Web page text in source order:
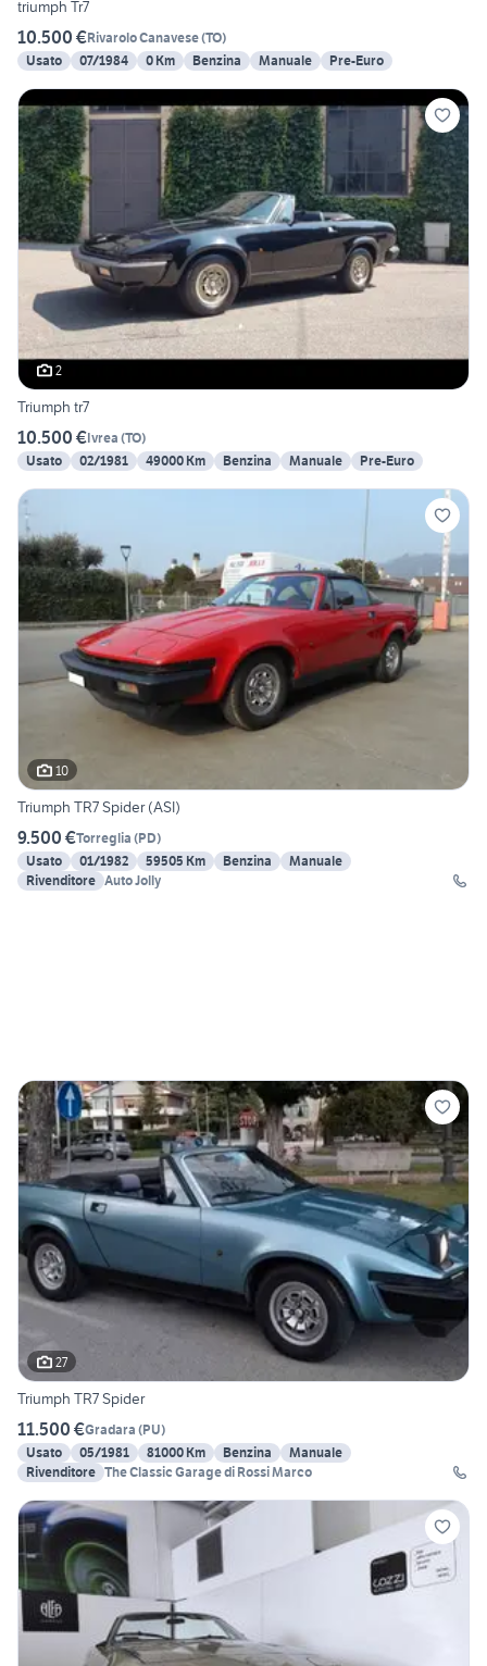
triumph Tr7
10.500 €Rivarolo Canavese(TO)
Usato
07/1984 0 Km Benzina Manuale Pre-Euro
2
Triumph tr7
10.500 €Ivrea (TO)
Usato
02/1981 49000 Km Benzina Manuale Pre-Euro
10
Triumph TR7 Spider (ASI)
9.500 €Torreglia (PD)
Usato
01/1982 59505 Km Benzina
Manuale
Rivenditore Auto Jolly
27
Triumph TR7 Spider
11.500 €Gradara (PU)
Usato
05/1981 81000 Km Benzina
Manuale
Rivenditore The Classic Garage di Rossi Marco